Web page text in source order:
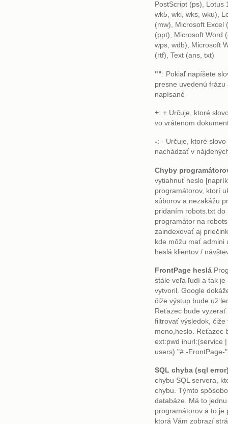
PostScript (ps), Lotus
wk5, wki, wks, wku),
(mw), Microsoft Excel
(ppt), Microsoft Word
wps, wdb), Microsoft
(rtf), Text (ans, txt)
"": Pokiaľ napíšete
presne uvedenú
napísané
+: + Určuje, ktoré
vo vrátenom
-: - Určuje, ktoré
nachádzať v
Chyby
vytiahnuť heslo
programátorov, ktorí
súborov a nezakážu
pridaním robots.txt do
programátor na
zaindexovať aj
kde môžu mať admini
heslá klientov /
FrontPage heslá
stále veľa ľudí a tak je
vytvoril. Google
čiže výstup bude už
Reťazec bude
filtrovať výsledok,
meno,heslo. Reťazec
ext:pwd inurl:(service
users) "# -FrontPage-"
SQL chyba (sql
chybu SQL servera,
chybu. Týmto
databáze. Má to
programátorov a to je
ktorá Vám zobrazí